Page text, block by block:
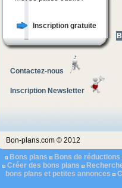
Inscription gratuite
Contactez-nous
Inscription Newsletter
Bon-plans.com © 2012
Bons plans
Bons de réductions
Créer des bons plans
bons plans et petites annonces